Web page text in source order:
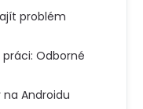
problém
Odborné
Androidu